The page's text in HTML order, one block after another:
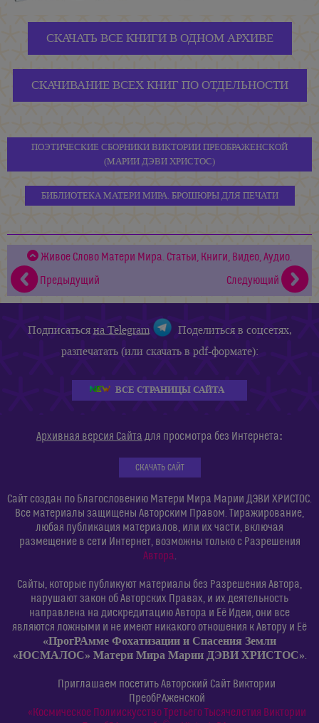
СКАЧАТЬ ВСЕ КНИГИ В ОДНОМ АРХИВЕ
СКАЧИВАНИЕ ВСЕХ КНИГ ПО ОТДЕЛЬНОСТИ
ПОЭТИЧЕСКИЕ СБОРНИКИ ВИКТОРИИ ПРЕОБРАЖЕНСКОЙ
(МАРИИ ДЭВИ ХРИСТОС)
БИБЛИОТЕКА МАТЕРИ МИРА. БРОШЮРЫ ДЛЯ ПЕЧАТИ
Живое Слово Матери Мира. Статьи, Книги, Видео, Аудио.
Предыдущий
Следующий
Подписатьсяна Telegram
Поделиться в соцсетях,
разпечатать (или скачать в pdf-формате):
ВСЕ СТРАНИЦЫ САЙТА
Архивная версия Сайта для просмотра без Интернета:
СКАЧАТЬ САЙТ
Сайт создан по Благословению Матери Мира Марии ДЭВИ ХРИСТОС.
Все материалы защищены Авторским Правом. Тиражирование,
любая публикация материалов, или их части, включая
размещение в сети Интернет, возможны только с Разрешения
Автора
Сайты, которые публикуют материалы без Разрешения Автора,
нарушают закон об Авторских Правах, и их деятельность
направлена на дискредитацию Автора и Её Идеи, они все
являются ложными и не имеют никакого отношения к Автору и Её
«ПрогРАмме Фохатизации и Спасения Земли
«ЮСМАЛОС» Матери Мира Марии ДЭВИ ХРИСТОС»
Приглашаем посетить Авторский Сайт Виктории
ПреобРАженской
«Космическое Полиискусство Третьего Тысячелетия Виктории